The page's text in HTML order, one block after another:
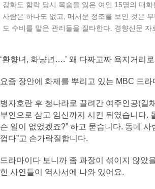
강화도 함락 당시 목숨을 잃은 여인 15명의 대
사람은 하나도 없고, 매서운 정조를 보인 것은
도 수비를 맡은 관리들을 질타한다. 경향신문 자
‘환향녀, 화냥년….’ 왜 다짜고짜 욕지거리
요즘 장안에 화제를 뿌리고 있는 MBC 드
병자호란 후 청나라로 끌려간 여주인공(길
부인으로 삼고 임신까지 시킨 뒤였습니다.
슨 일이 없었겠죠?” 하고 묻습니다. 동네
껍다”고 손가락질합니다.
드라마이다 보니까 좀 과장이 섞이지 않았
힌 사연들이 역사서에 나와 있어요.